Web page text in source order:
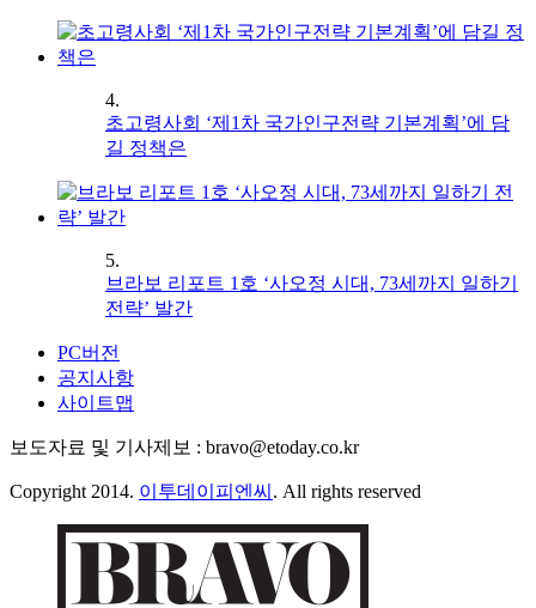
4.
초고령사회 ‘제1차 국가인구전략 기본계획’에 담
길 정책은
5.
브라보 리포트 1호 ‘사오정 시대, 73세까지 일하기
전략’ 발간
PC버전
공지사항
사이트맵
보도자료 및 기사제보 : bravo@etoday.co.kr
Copyright 2014. 이투데이피엔씨 . All rights reserved